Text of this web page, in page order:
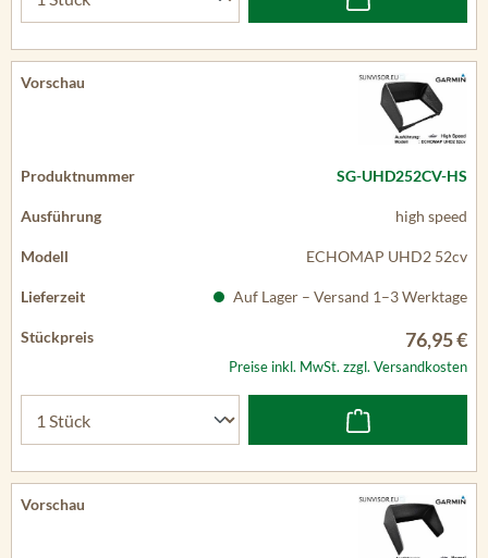
SG-UHD252CV-HS
high speed
ECHOMAP UHD2 52cv
Auf Lager – Versand 1–3 Werktage
76,95 €
Preise inkl. MwSt. zzgl. Versandkosten